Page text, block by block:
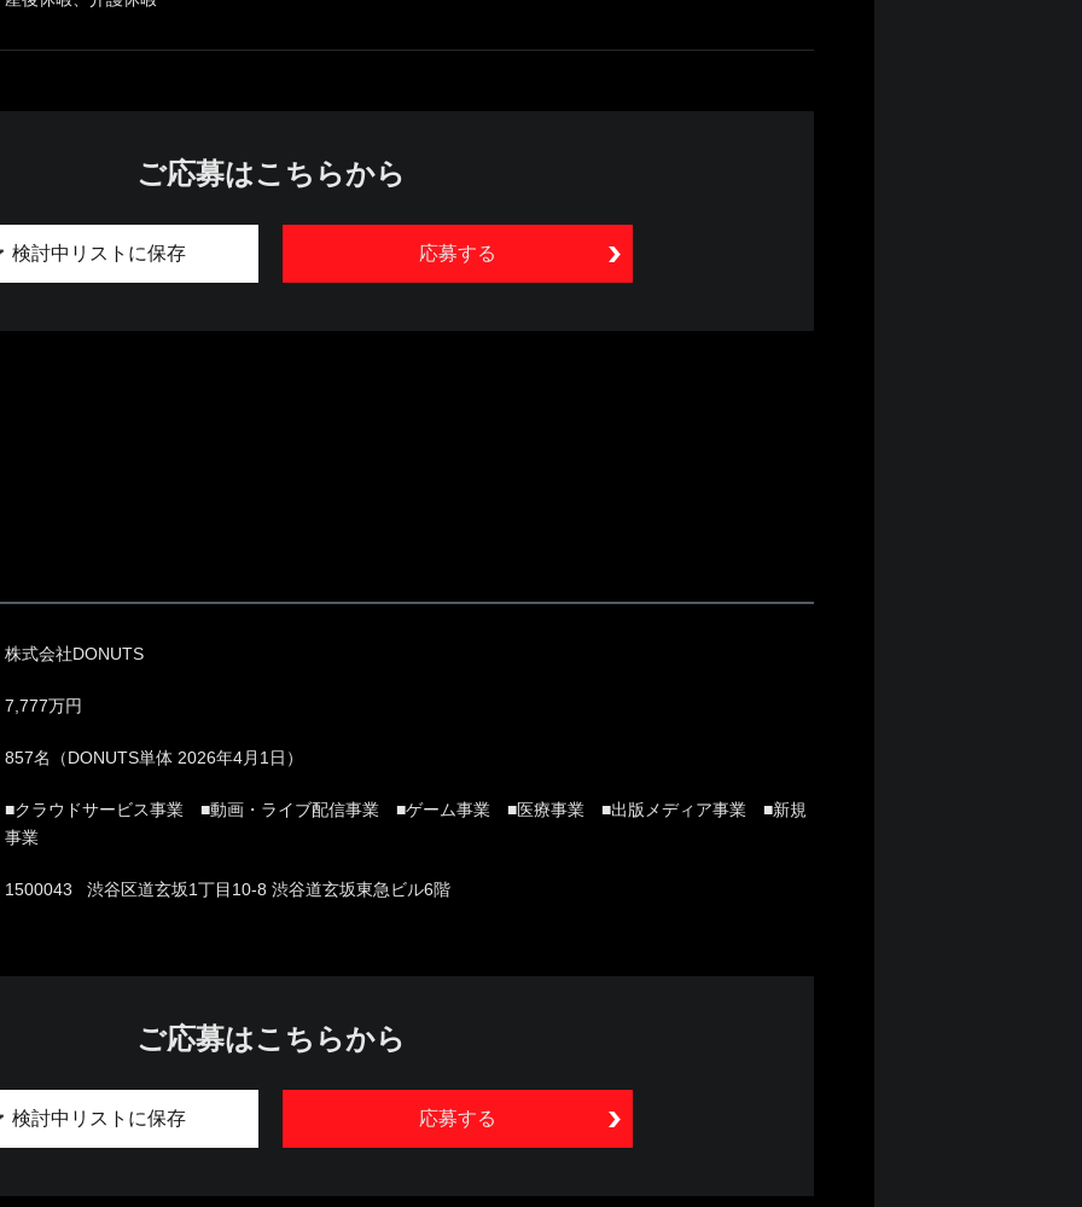
ご応募はこちらから
応募する
検討中リストに保存
株式会社DONUTS
7,777万円
857名（DONUTS単体 2026年4月1日）
■クラウドサービス事業 ■動画・ライブ配信事業 ■ゲーム事業 ■医療事業 ■出版メディア事業 ■新規
事業
1500043 渋谷区道玄坂1丁目10-8 渋谷道玄坂東急ビル6階
ご応募はこちらから
応募する
検討中リストに保存